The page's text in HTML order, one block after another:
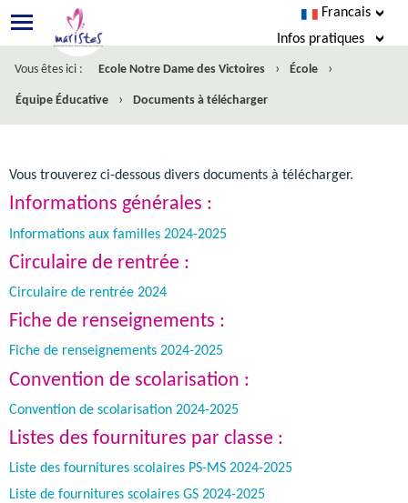
Francais
Infos pratiques
Agenda
Vous êtes ici : Ecole Notre Dame des Victoires › École ›
Équipe Éducative › Documents à télécharger
Vous trouverez ci-dessous divers documents à télécharger.
Informations générales :
Informations aux familles 2024-2025
Circulaire de rentrée :
Circulaire de rentrée 2024
Fiche de renseignements :
Fiche de renseignements 2024-2025
Convention de scolarisation :
Convention de scolarisation 2024-2025
Listes des fournitures par classe :
Liste des fournitures scolaires PS-MS 2024-2025
Liste de fournitures scolaires GS 2024-2025